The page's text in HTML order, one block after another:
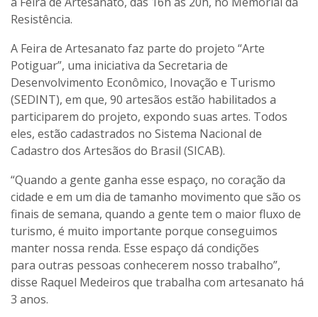
Resistência.
A Feira de Artesanato faz parte do projeto “Arte
Potiguar”, uma iniciativa da Secretaria de
Desenvolvimento Econômico, Inovação e Turismo
(SEDINT), em que, 90 artesãos estão habilitados a
participarem do projeto, expondo suas artes. Todos
eles, estão cadastrados no Sistema Nacional de
Cadastro dos Artesãos do Brasil (SICAB).
“Quando a gente ganha esse espaço, no coração da
cidade e em um dia de tamanho movimento que são os
finais de semana, quando a gente tem o maior fluxo de
turismo, é muito importante porque conseguimos
manter nossa renda. Esse espaço dá condições
para outras pessoas conhecerem nosso trabalho”,
disse Raquel Medeiros que trabalha com artesanato há
3 anos.